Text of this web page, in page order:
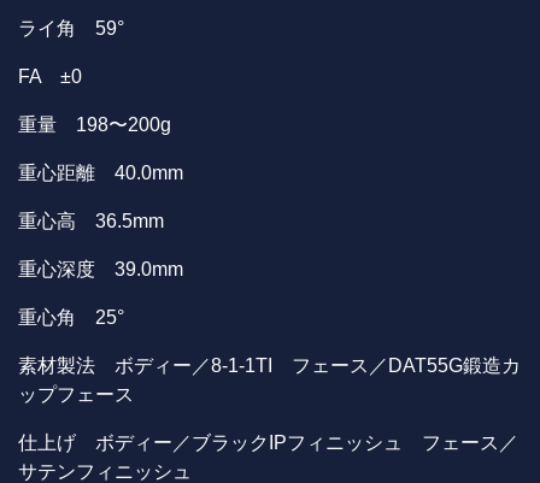
ライ角 59°
FA ±0
重量 198〜200g
重心距離 40.0mm
重心高 36.5mm
重心深度 39.0mm
重心角 25°
素材製法 ボディー／8-1-1TI フェース／DAT55G鍛造カ
ップフェース
仕上げ ボディー／ブラックIPフィニッシュ フェース／
サテンフィニッシュ